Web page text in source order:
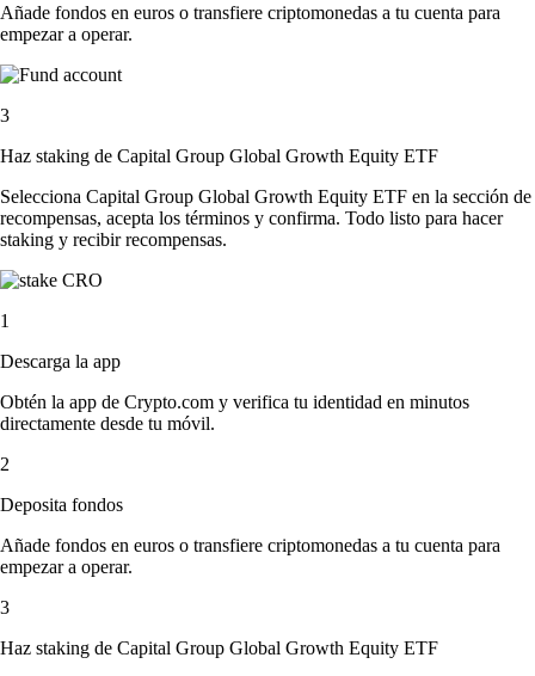
Añade fondos en euros o transfiere criptomonedas a tu cuenta para
empezar a operar.
3
Haz staking de Capital Group Global Growth Equity ETF
Selecciona Capital Group Global Growth Equity ETF en la sección de
recompensas, acepta los términos y confirma. Todo listo para hacer
staking y recibir recompensas.
1
Descarga la app
Obtén la app de Crypto.com y verifica tu identidad en minutos
directamente desde tu móvil.
2
Deposita fondos
Añade fondos en euros o transfiere criptomonedas a tu cuenta para
empezar a operar.
3
Haz staking de Capital Group Global Growth Equity ETF